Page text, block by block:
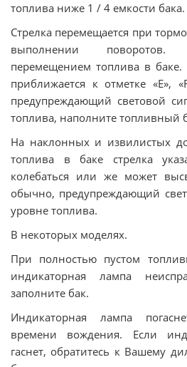
топлива ниже 1 / 4 емкости бака.
Стрелка перемещается при
выполнении поворотов.
перемещением топлива в баке.
приближается к отметке «Е»,
предупреждающий световой
топлива, наполните топливный
На наклонных и извилистых
топлива в баке стрелка
колебаться или же может
обычно, предупреждающий
уровне топлива.
В некоторых моделях.
При полностью пустом
индикаторная лампа
заполните бак.
Индикаторная лампа
времени вождения. Если
гаснет, обратитесь к Вашему